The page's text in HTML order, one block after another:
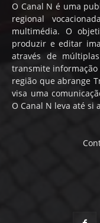
O Canal N é uma
regional
multimédia. O
produzir e editar
através de
transmite informação
região que abrange
visa uma
O Canal N leva até si